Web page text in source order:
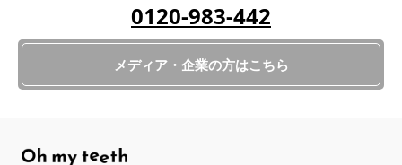
0120-983-442
メディア・企業の方はこちら